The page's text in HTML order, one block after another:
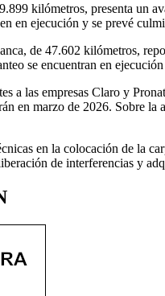
kilómetros, presenta un
en ejecución y se prevé
de 47.602 kilómetros,
se encuentran en
a las empresas Claro y
en marzo de 2026. Sobre
en la colocación de la
de interferencias y